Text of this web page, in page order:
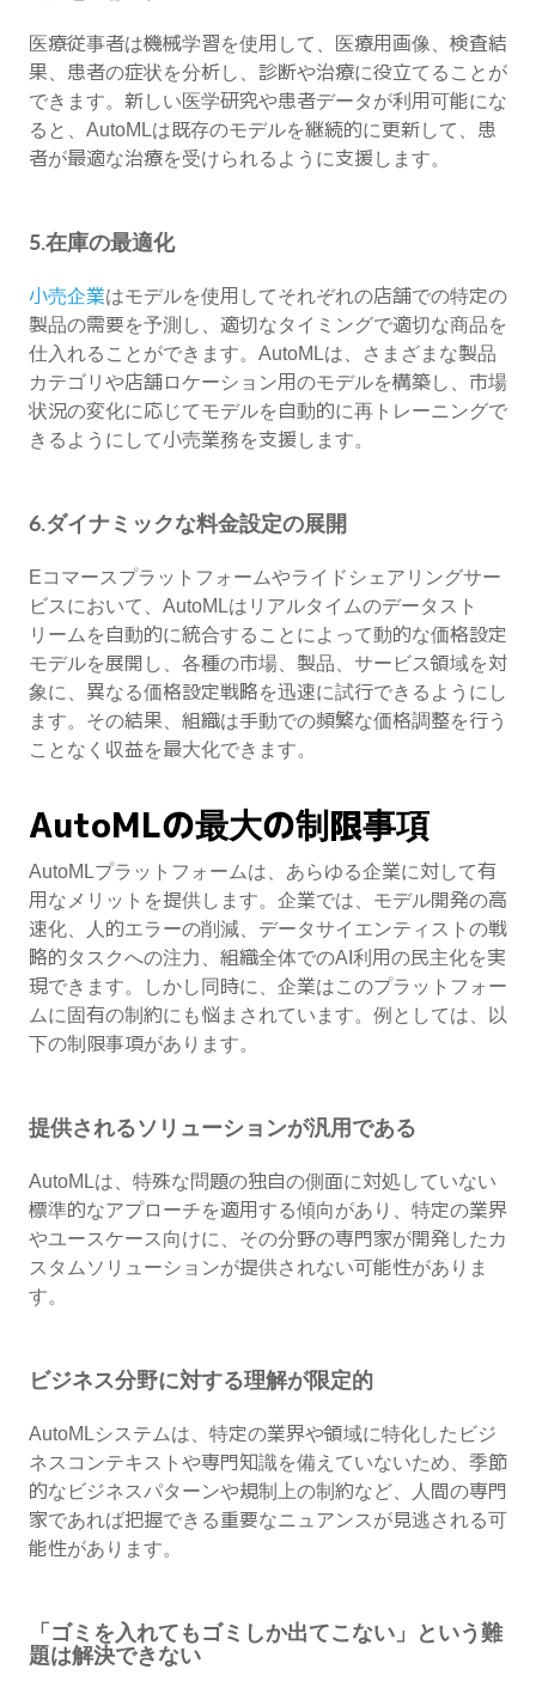
医療従事者は機械学習を使用して、医療用画像、検査結
果、患者の症状を分析し、診断や治療に役立てることが
できます。新しい医学研究や患者データが利用可能にな
ると、AutoMLは既存のモデルを継続的に更新して、患
者が最適な治療を受けられるように支援します。
5.在庫の最適化
小売企業はモデルを使用してそれぞれの店舗での特定の
製品の需要を予測し、適切なタイミングで適切な商品を
仕入れることができます。AutoMLは、さまざまな製品
カテゴリや店舗ロケーション用のモデルを構築し、市場
状況の変化に応じてモデルを自動的に再トレーニングで
きるようにして小売業務を支援します。
6.ダイナミックな料金設定の展開
Eコマースプラットフォームやライドシェアリングサー
ビスにおいて、AutoMLはリアルタイムのデータスト
リームを自動的に統合することによって動的な価格設定
モデルを展開し、各種の市場、製品、サービス領域を対
象に、異なる価格設定戦略を迅速に試行できるようにし
ます。その結果、組織は手動での頻繁な価格調整を行う
ことなく収益を最大化できます。
AutoMLの最大の制限事項
AutoMLプラットフォームは、あらゆる企業に対して有
用なメリットを提供します。企業では、モデル開発の高
速化、人的エラーの削減、データサイエンティストの戦
略的タスクへの注力、組織全体でのAI利用の民主化を実
現できます。しかし同時に、企業はこのプラットフォー
ムに固有の制約にも悩まされています。例としては、以
下の制限事項があります。
提供されるソリューションが汎用である
AutoMLは、特殊な問題の独自の側面に対処していない
標準的なアプローチを適用する傾向があり、特定の業界
やユースケース向けに、その分野の専門家が開発したカ
スタムソリューションが提供されない可能性がありま
す。
ビジネス分野に対する理解が限定的
AutoMLシステムは、特定の業界や領域に特化したビジ
ネスコンテキストや専門知識を備えていないため、季節
的なビジネスパターンや規制上の制約など、人間の専門
家であれば把握できる重要なニュアンスが見逃される可
能性があります。
「ゴミを入れてもゴミしか出てこない」という難
題は解決できない